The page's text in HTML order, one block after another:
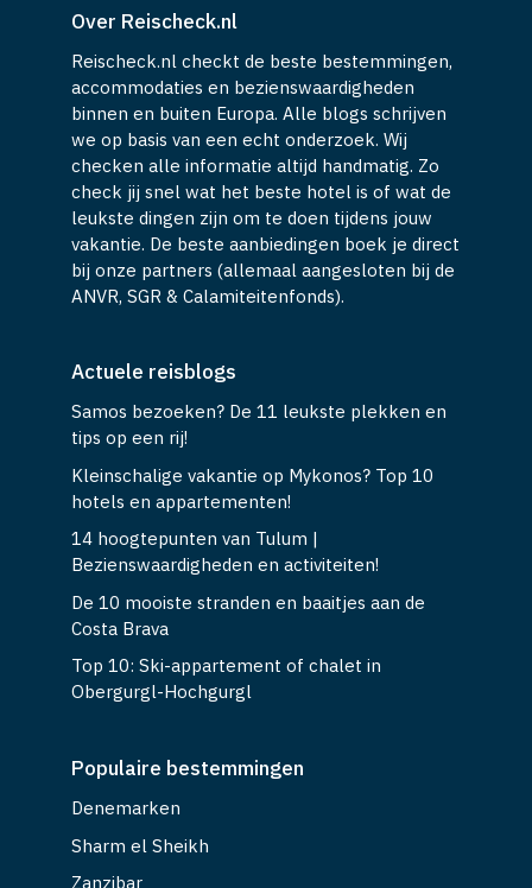
Over Reischeck.nl
Reischeck.nl checkt de beste bestemmingen,
accommodaties en bezienswaardigheden
binnen en buiten Europa. Alle blogs schrijven
we op basis van een echt onderzoek. Wij
checken alle informatie altijd handmatig. Zo
check jij snel wat het beste hotel is of wat de
leukste dingen zijn om te doen tijdens jouw
vakantie. De beste aanbiedingen boek je direct
bij onze partners (allemaal aangesloten bij de
ANVR, SGR & Calamiteitenfonds).
Actuele reisblogs
Samos bezoeken? De 11 leukste plekken en
tips op een rij!
Kleinschalige vakantie op Mykonos? Top 10
hotels en appartementen!
14 hoogtepunten van Tulum |
Bezienswaardigheden en activiteiten!
De 10 mooiste stranden en baaitjes aan de
Costa Brava
Top 10: Ski-appartement of chalet in
Obergurgl-Hochgurgl
Populaire bestemmingen
Denemarken
Sharm el Sheikh
Zanzibar